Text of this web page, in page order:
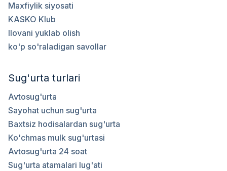
Maxfiylik siyosati
KASKO Klub
Ilovani yuklab olish
ko'p so'raladigan savollar
Sug'urta turlari
Avtosug'urta
Sayohat uchun sug'urta
Baxtsiz hodisalardan sug'urta
Ko'chmas mulk sug'urtasi
Avtosug'urta 24 soat
Sug'urta atamalari lug'ati